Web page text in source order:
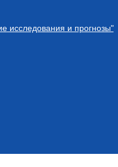
исследования и прогнозы"